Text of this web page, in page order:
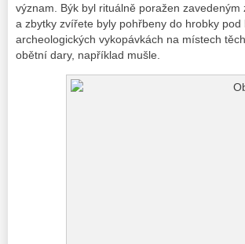
význam. Býk byl rituálně poražen
a zbytky zvířete byly pohřbeny do hrobky
archeologických vykopávkách na místech
obětní dary, například mušle.